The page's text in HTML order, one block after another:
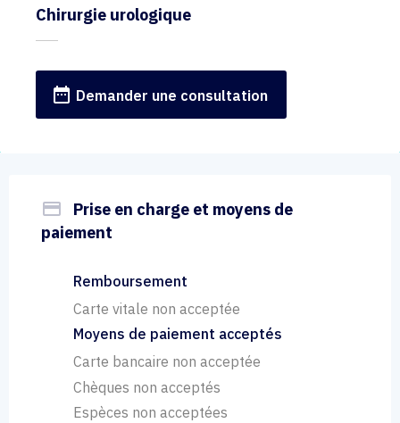
Chirurgie urologique
date_range Demander une consultation
payment
Prise en charge et moyens de
paiement
Remboursement
Carte vitale non acceptée
Moyens de paiement acceptés
Carte bancaire non acceptée
Chèques non acceptés
Espèces non acceptées